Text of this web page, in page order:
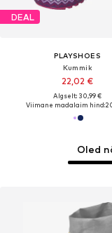
DEAL
PLAYSHOES
Kummik
22,02 €
Algselt: 30,99 €
Viimane madalaim hind:
Oled